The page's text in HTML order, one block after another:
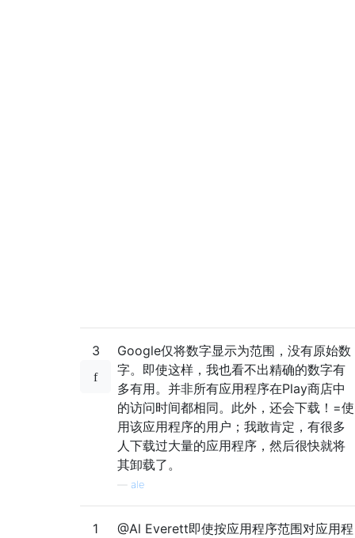
3
Google仅将数字显示为范围，没有原始数
字。即使这样，我也看不出精确的数字有
多有用。并非所有应用程序在Play商店中
的访问时间都相同。此外，还会下载！=使
用该应用程序的用户；我敢肯定，有很多
人下载过大量的应用程序，然后很快就将
其卸载了。
ale
1
@Al Everett即使按应用程序范围对应用程